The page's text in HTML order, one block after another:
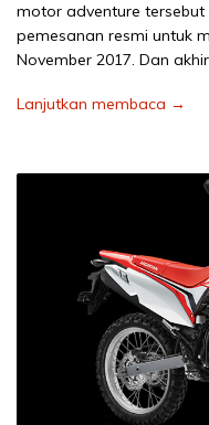
motor adventure tersebut
pemesanan resmi untuk
November 2017. Dan
Lanjutkan membaca →